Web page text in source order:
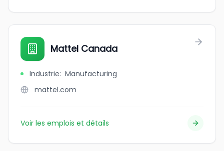
Mattel Canada
Industrie: Manufacturing
mattel.com
Voir les emplois et détails